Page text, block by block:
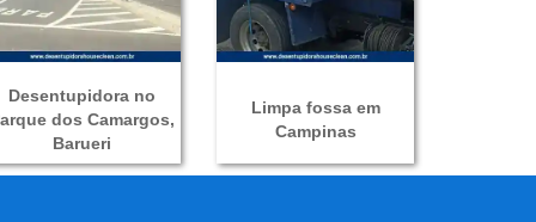
Desentupidora no
dos Camargos,
Barueri
Limpa fossa em
Campinas